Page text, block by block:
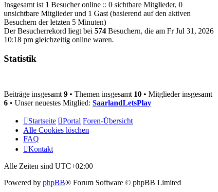
Insgesamt ist 1 Besucher online :: 0 sichtbare Mitglieder, 0
unsichtbare Mitglieder und 1 Gast (basierend auf den aktiven
Besuchern der letzten 5 Minuten)
Der Besucherrekord liegt bei 574 Besuchern, die am Fr Jul 31, 2026
10:18 pm gleichzeitig online waren.
Statistik
Beiträge insgesamt 9 • Themen insgesamt 10 • Mitglieder insgesamt
6 • Unser neuestes Mitglied: SaarlandLetsPlay
Startseite Portal Foren-Übersicht
Alle Cookies löschen
FAQ
Kontakt
Alle Zeiten sind UTC+02:00
Powered by phpBB® Forum Software © phpBB Limited